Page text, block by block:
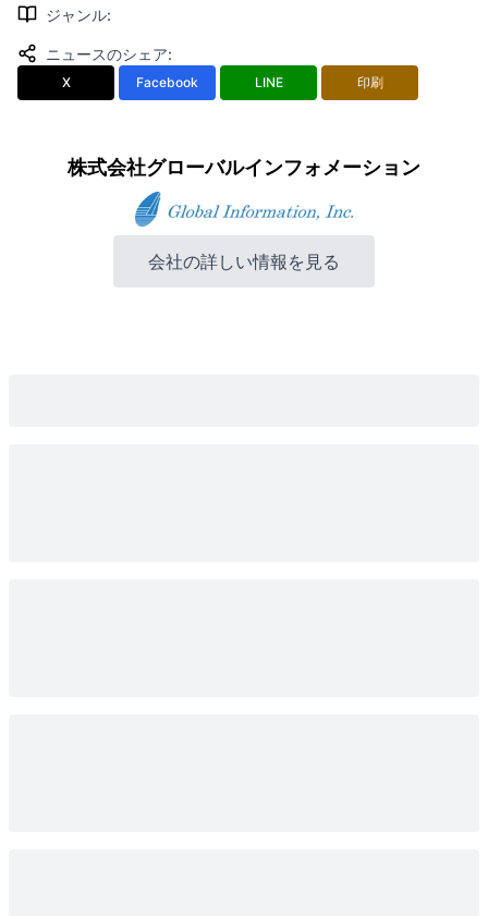
ジャンル:
ニュースのシェア:
X Facebook LINE 印刷
株式会社グローバルインフォメーション
会社の詳しい情報を見る